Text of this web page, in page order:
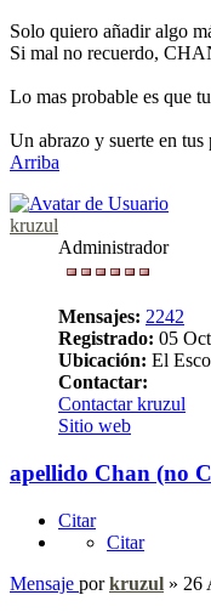
Solo quiero añadir algo
Si mal no recuerdo,
Lo mas probable es que
Un abrazo y suerte en tus
Arriba
kruzul
Administrador
Mensajes: 2242
Registrado: 05
Ubicación: El
Contactar:
Contactar kruzul
Sitio web
apellido Chan (no
Citar
Citar
Mensaje porkruzul » 26